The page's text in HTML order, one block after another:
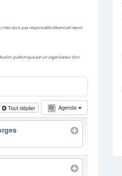
donc pas responsable d’éventuel report
quelconque par un organisateur d’un
Agenda
Tout déplier